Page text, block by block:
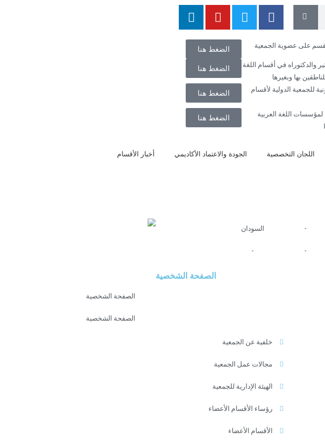
على عضوية الجمعية الضغط هنا
والدكتوراه في أقسام اللغة
بها وبغيرها
الضغط هنا
للجمعية الدولية لأقسام
الضغط هنا
لمؤسسات اللغة العربية
الضغط هنا
اللجان التخصصية الجودة والاعتماد الأكاديمي أخبار الأقسام
- السودان
-
-
الصفحة الشخصية
الصفحة الشخصية
الصفحة الشخصية
خلفية عن الجمعية
مجالات عمل الجمعية
الهيئة الإدارية للجمعية
رؤساء الأقسام الأعضاء
الأقسام الأعضاء